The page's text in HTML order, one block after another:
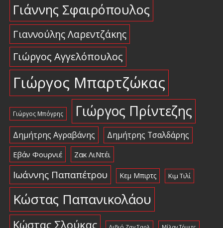
Γιάννης Σφαιρόπουλος
Γιαννούλης Λαρεντζάκης
Γιώργος Αγγελόπουλος
Γιώργος Μπαρτζώκας
Γιώργος Μπόγρης Γιώργος Πρίντεζης
Δημήτρης Αγραβάνης Δημήτρης Τσαλδάρης
Εβάν Φουρνιέ Ζακ ΛιΝτέι
Ιωάννης Παπαπέτρου Κεμ Μπιρτς Κιμ Τιλί
Κώστας Παπανικολάου
Κώστας Σλούκας